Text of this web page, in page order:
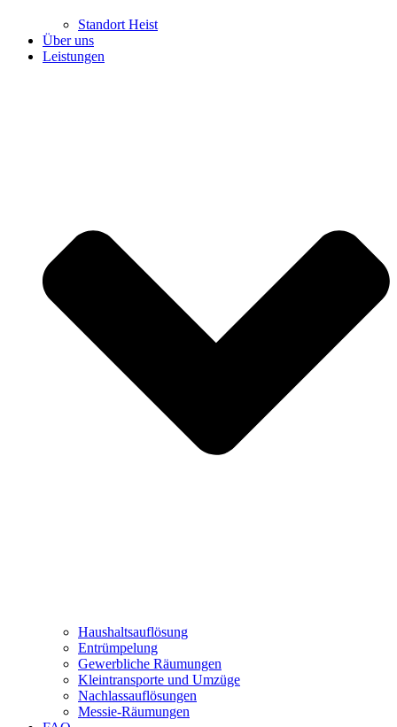
Standort Heist
Über uns
Leistungen
Haushaltsauflösung
Entrümpelung
Gewerbliche Räumungen
Kleintransporte und Umzüge
Nachlassauflösungen
Messie-Räumungen